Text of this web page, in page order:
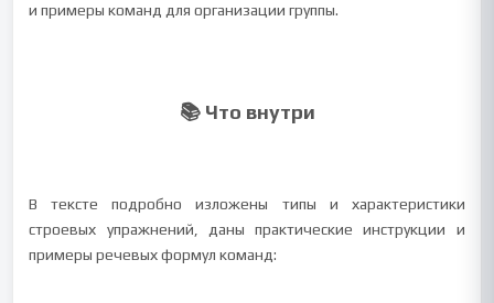
и примеры команд для организации группы.
📚 Что внутри
В тексте подробно изложены типы и характеристики
строевых упражнений, даны практические инструкции и
примеры речевых формул команд: